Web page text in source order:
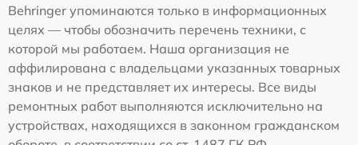
Behringer упоминаются только в информационных
целях — чтобы обозначить перечень техники, с
которой мы работаем. Наша организация не
аффилирована с владельцами указанных товарных
знаков и не представляет их интересы. Все виды
ремонтных работ выполняются исключительно на
устройствах, находящихся в законном гражданском